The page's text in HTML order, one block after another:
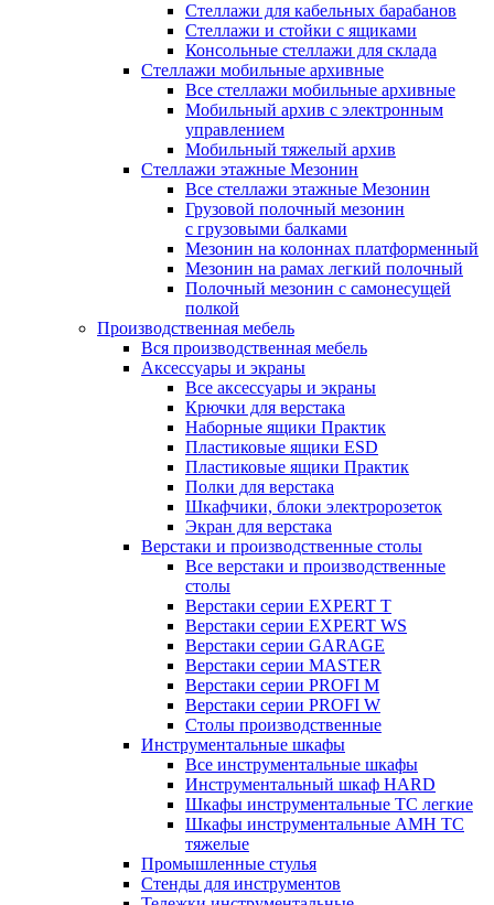
Стеллажи для кабельных барабанов
Стеллажи и стойки с ящиками
Консольные стеллажи для склада
Стеллажи мобильные архивные
Все стеллажи мобильные архивные
Мобильный архив с электронным
управлением
Мобильный тяжелый архив
Стеллажи этажные Мезонин
Все стеллажи этажные Мезонин
Грузовой полочный мезонин
с грузовыми балками
Мезонин на колоннах платформенный
Мезонин на рамах легкий полочный
Полочный мезонин с самонесущей
полкой
Производственная мебель
Вся производственная мебель
Аксессуары и экраны
Все аксессуары и экраны
Крючки для верстака
Наборные ящики Практик
Пластиковые ящики ESD
Пластиковые ящики Практик
Полки для верстака
Шкафчики, блоки электророзеток
Экран для верстака
Верстаки и производственные столы
Все верстаки и производственные
столы
Верстаки серии EXPERT T
Верстаки серии EXPERT WS
Верстаки серии GARAGE
Верстаки серии MASTER
Верстаки серии PROFI M
Верстаки серии PROFI W
Столы производственные
Инструментальные шкафы
Все инструментальные шкафы
Инструментальный шкаф HARD
Шкафы инструментальные ТС легкие
Шкафы инструментальные AMH TC
тяжелые
Промышленные стулья
Стенды для инструментов